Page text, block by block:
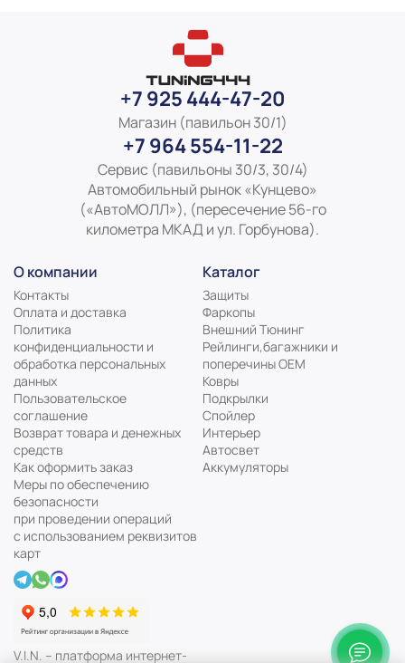
+7 925 444-47-20
Магазин (павильон 30/1)
+7 964 554-11-22
Сервис (павильоны 30/3, 30/4)
Автомобильный рынок «Кунцево»
(«АвтоМОЛЛ»), (пересечение 56-го
километра МКАД и ул. Горбунова).
О компании
Контакты
Оплата и доставка
Политика
конфиденциальности и
обработка персональных
данных
Пользовательское
соглашение
Возврат товара и денежных
средств
Как оформить заказ
Меры по обеспечению
безопасности
при проведении операций
с использованием реквизитов
карт
V.I.N. – платформа интернет-
Каталог
Защиты
Фаркопы
Внешний Тюнинг
Рейлинги,багажники и
поперечины ОЕМ
Ковры
Подкрылки
Спойлер
Интерьер
Автосвет
Аккумуляторы